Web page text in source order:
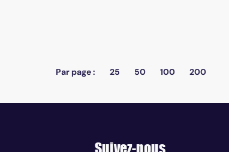
Par page : 25 50 100 200
Suivez-nous